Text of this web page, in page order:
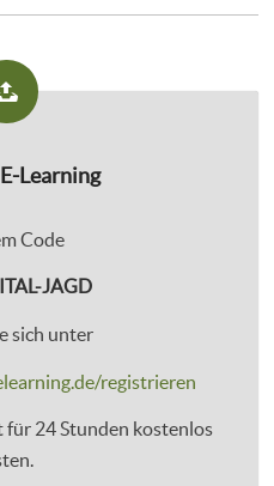
Learning
Code
JAGD
sich unter
registrieren
24 Stunden kostenlos